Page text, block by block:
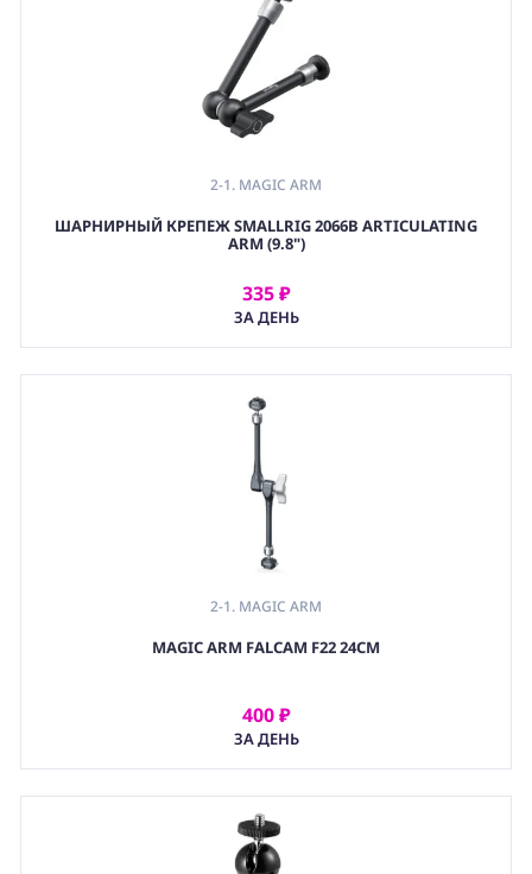
2-1. MAGIC ARM
2. ШАРНИРНЫЙ КРЕПЕЖ (ARTICULATING ARM)
,
ШАРНИРНЫЙ КРЕПЕЖ SMALLRIG 2066B ARTICULATING
ARM (9.8")
335 ₽
ЗА ДЕНЬ
АРЕНДОВАТЬ
2-1. MAGIC ARM
2. ШАРНИРНЫЙ КРЕПЕЖ (ARTICULATING ARM)
MAGIC ARM FALCAM F22 24CM
400 ₽
ЗА ДЕНЬ
АРЕНДОВАТЬ